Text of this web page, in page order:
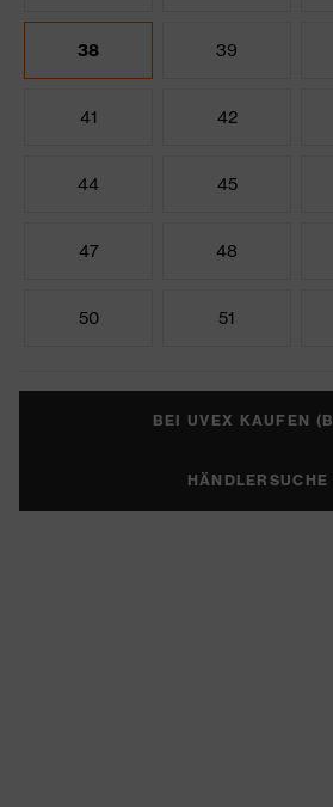
38 39
41 42
44 45
47 48
50 51
BEI UVEX KAUFEN
HÄNDLERSUCHE